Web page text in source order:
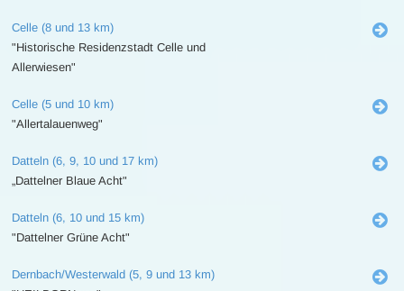
Celle (8 und 13 km)
"Historische Residenzstadt Celle und
Allerwiesen"
Celle (5 und 10 km)
"Allertalauenweg"
Datteln (6, 9, 10 und 17 km)
„Dattelner Blaue Acht"
Datteln (6, 10 und 15 km)
"Dattelner Grüne Acht"
Dernbach/Westerwald (5, 9 und 13 km)